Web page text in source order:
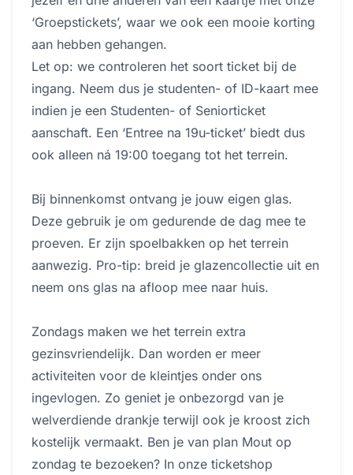
‘Groepstickets’, waar we ook een mooie korting
aan hebben gehangen.
Let op: we controleren het soort ticket bij de
ingang. Neem dus je studenten- of ID-kaart mee
indien je een Studenten- of Seniorticket
aanschaft. Een ‘Entree na 19u-ticket’ biedt dus
ook alleen ná 19:00 toegang tot het terrein.
Bij binnenkomst ontvang je jouw eigen glas.
Deze gebruik je om gedurende de dag mee te
proeven. Er zijn spoelbakken op het terrein
aanwezig. Pro-tip: breid je glazencollectie uit en
neem ons glas na afloop mee naar huis.
Zondags maken we het terrein extra
gezinsvriendelijk. Dan worden er meer
activiteiten voor de kleintjes onder ons
ingevlogen. Zo geniet je onbezorgd van je
welverdiende drankje terwijl ook je kroost zich
kostelijk vermaakt. Ben je van plan Mout op
zondag te bezoeken? In onze ticketshop